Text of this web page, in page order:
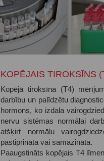
KOPĒJAIS TIROKSĪNS
Kopējā tiroksīna (T4)
darbību un palīdzētu
hormons, ko izdala
nervu sistēmas normālai
atšķirt normālu
pastiprināta vai samazināta.
Paaugstināts kopējais T4